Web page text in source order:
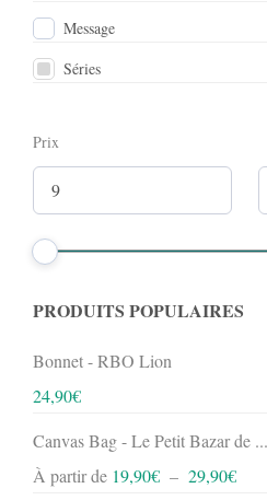
Message
Séries
Prix
PRODUITS POPULAIRES
Bonnet - RBO Lion
24,90€
Canvas Bag - Le Petit Bazar de ...
À partir de 19,90€ – 29,90€Plage